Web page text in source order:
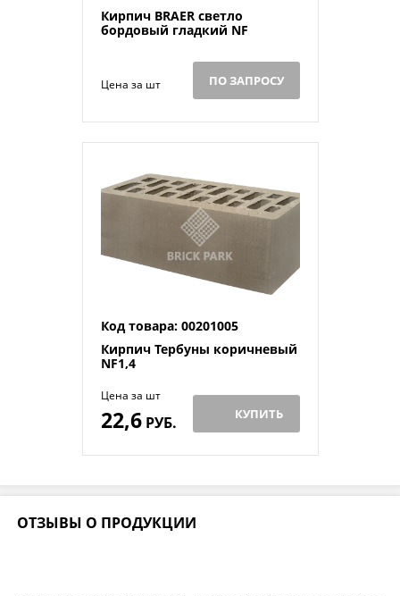
Кирпич BRAER светло
бордовый гладкий NF
Цена за шт ПО ЗАПРОСУ
Код товара: 00201005
Кирпич Тербуны коричневый
NF1,4
Цена за шт
22,6РУБ. КУПИТЬ
ОТЗЫВЫ О ПРОДУКЦИИ